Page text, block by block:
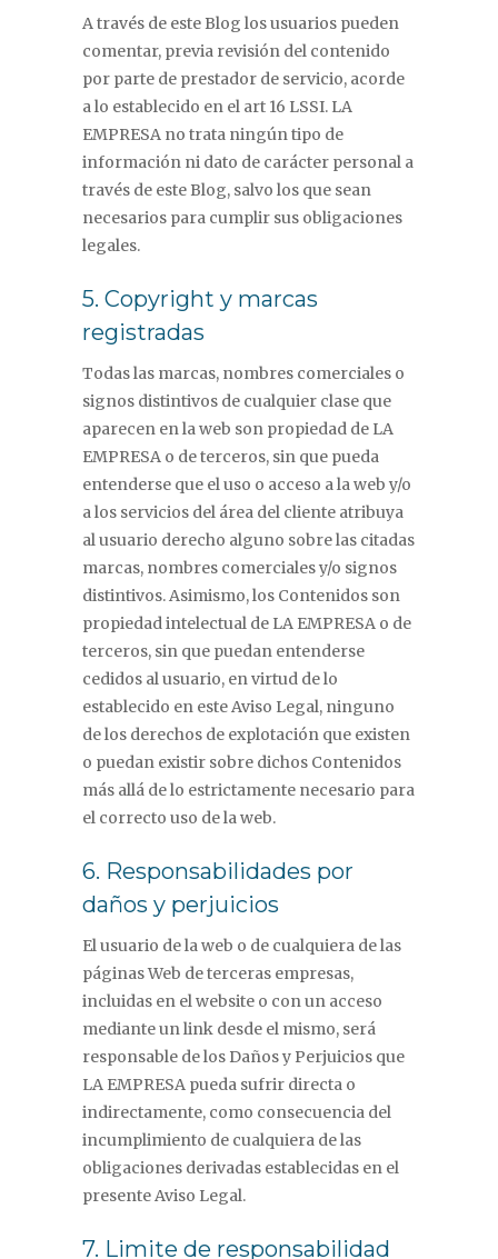
A través de este Blog los usuarios pueden
comentar, previa revisión del contenido
por parte de prestador de servicio, acorde
a lo establecido en el art 16 LSSI. LA
EMPRESA no trata ningún tipo de
información ni dato de carácter personal a
través de este Blog, salvo los que sean
necesarios para cumplir sus obligaciones
legales.
5. Copyright y marcas
registradas
Todas las marcas, nombres comerciales o
signos distintivos de cualquier clase que
aparecen en la web son propiedad de LA
EMPRESA o de terceros, sin que pueda
entenderse que el uso o acceso a la web y/o
a los servicios del área del cliente atribuya
al usuario derecho alguno sobre las citadas
marcas, nombres comerciales y/o signos
distintivos. Asimismo, los Contenidos son
propiedad intelectual de LA EMPRESA o de
terceros, sin que puedan entenderse
cedidos al usuario, en virtud de lo
establecido en este Aviso Legal, ninguno
de los derechos de explotación que existen
o puedan existir sobre dichos Contenidos
más allá de lo estrictamente necesario para
el correcto uso de la web.
6. Responsabilidades por
daños y perjuicios
El usuario de la web o de cualquiera de las
páginas Web de terceras empresas,
incluidas en el website o con un acceso
mediante un link desde el mismo, será
responsable de los Daños y Perjuicios que
LA EMPRESA pueda sufrir directa o
indirectamente, como consecuencia del
incumplimiento de cualquiera de las
obligaciones derivadas establecidas en el
presente Aviso Legal.
7. Limite de responsabilidad